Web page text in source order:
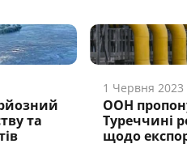
та
1 Червня 2023
ООН
Туреччині
щодо